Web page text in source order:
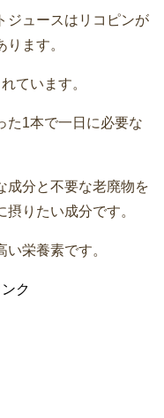
ジュースはリコピンが
ます。
ています。
た1本で一日に必要な
成分と不要な老廃物を
りたい成分です。
栄養素です。
ク